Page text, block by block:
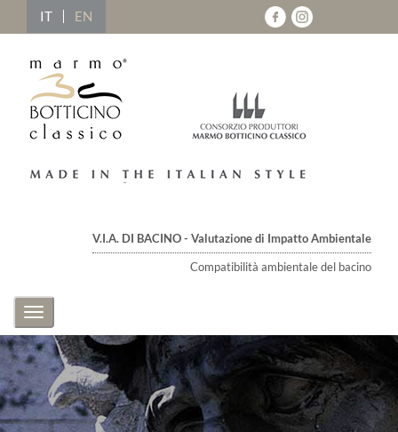
IT EN
V.I.A. DI BACINO - Valutazione di Impatto Ambientale
Compatibilità ambientale del bacino
Toggle
navigation